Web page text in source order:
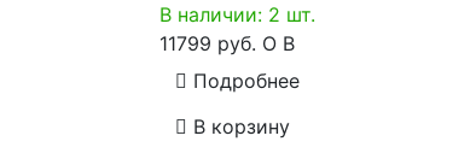
В наличии: 2 шт.
11799 руб. O B
Подробнее
В корзину